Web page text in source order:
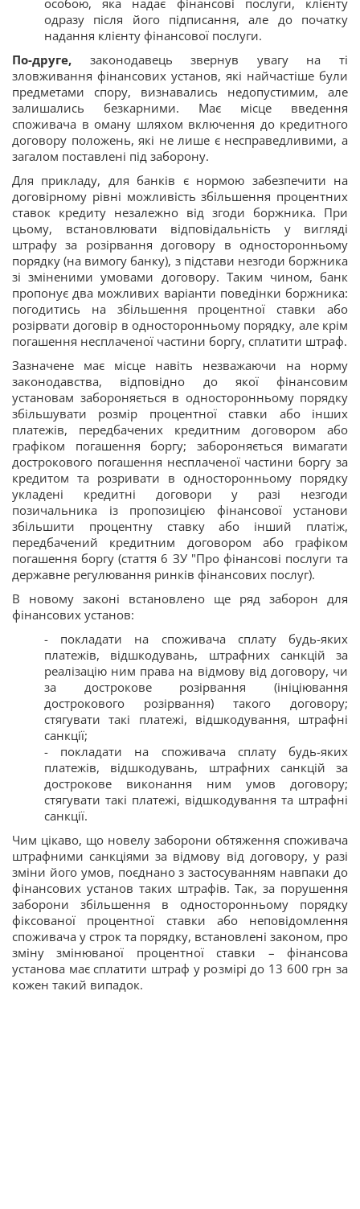
особою, яка надає фінансові послуги, клієнту
одразу після його підписання, але до початку
надання клієнту фінансової послуги.
По-друге, законодавець звернув увагу на ті
зловживання фінансових установ, які найчастіше були
предметами спору, визнавались недопустимим, але
залишались безкарними. Має місце введення
споживача в оману шляхом включення до кредитного
договору положень, які не лише є несправедливими, а
загалом поставлені під заборону.
Для прикладу, для банків є нормою забезпечити на
договірному рівні можливість збільшення процентних
ставок кредиту незалежно від згоди боржника. При
цьому, встановлювати відповідальність у вигляді
штрафу за розірвання договору в односторонньому
порядку (на вимогу банку), з підстави незгоди боржника
зі зміненими умовами договору. Таким чином, банк
пропонує два можливих варіанти поведінки боржника:
погодитись на збільшення процентної ставки або
розірвати договір в односторонньому порядку, але крім
погашення несплаченої частини боргу, сплатити штраф.
Зазначене має місце навіть незважаючи на норму
законодавства, відповідно до якої фінансовим
установам забороняється в односторонньому порядку
збільшувати розмір процентної ставки або інших
платежів, передбачених кредитним договором або
графіком погашення боргу; забороняється вимагати
дострокового погашення несплаченої частини боргу за
кредитом та розривати в односторонньому порядку
укладені кредитні договори у разі незгоди
позичальника із пропозицією фінансової установи
збільшити процентну ставку або інший платіж,
передбачений кредитним договором або графіком
погашення боргу (стаття 6 ЗУ "Про фінансові послуги та
державне регулювання ринків фінансових послуг).
В новому законі встановлено ще ряд заборон для
фінансових установ:
- покладати на споживача сплату будь-яких
платежів, відшкодувань, штрафних санкцій за
реалізацію ним права на відмову від договору, чи
за дострокове розірвання (ініціювання
дострокового розірвання) такого договору;
стягувати такі платежі, відшкодування, штрафні
санкції;
- покладати на споживача сплату будь-яких
платежів, відшкодувань, штрафних санкцій за
дострокове виконання ним умов договору;
стягувати такі платежі, відшкодування та штрафні
санкції.
Чим цікаво, що новелу заборони обтяження споживача
штрафними санкціями за відмову від договору, у разі
зміни його умов, поєднано з застосуванням навпаки до
фінансових установ таких штрафів. Так, за порушення
заборони збільшення в односторонньому порядку
фіксованої процентної ставки або неповідомлення
споживача у строк та порядку, встановлені законом, про
зміну змінюваної процентної ставки – фінансова
установа має сплатити штраф у розмірі до 13 600 грн за
кожен такий випадок.